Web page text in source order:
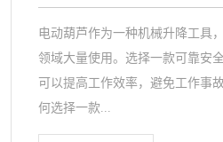
电动葫芦作为一种机械升降工具
领域大量使用。选择一款可靠安
可以提高工作效率，避免工作事
何选择一款...